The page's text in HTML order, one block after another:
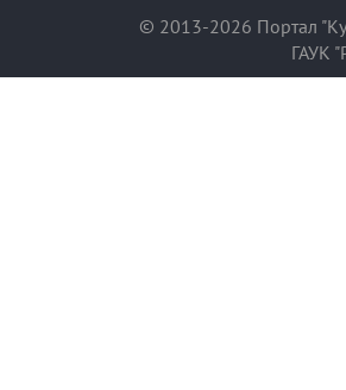
© 2013-2026 Портал
ГАУК